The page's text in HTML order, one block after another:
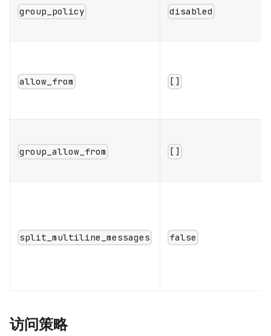
group_policy disabled
allow_from []
group_allow_from []
split_multiline_messages false
访问策略